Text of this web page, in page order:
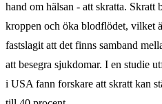
hand om hälsan - att skratta. Skratt
kroppen och öka blodflödet, vilket
fastslagit att det finns samband
att besegra sjukdomar. I en studie
i USA fann forskare att skratt kan